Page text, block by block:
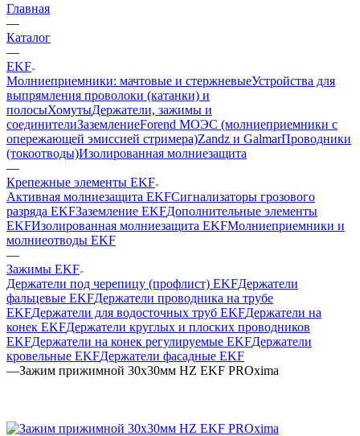
Главная
—
Каталог
—
EKF
Молниеприемники: мачтовые и стержневыеУстройства для
выпрямления проволоки (катанки) и
полосыХомутыДержатели, зажимы и
соединителиЗаземлениеForend МОЭС (молниеприемники с
опережающей эмиссией стримера)Zandz и GalmarПроводники
(токоотводы)Изолированная молниезащита
—
Крепежные элементы EKF
Активная молниезащита EKFСигнализаторы грозового
разряда EKFЗаземление EKFДополнительные элементы
EKFИзолированная молниезащита EKFМолниеприемники и
молниеотводы EKF
—
Зажимы EKF
Держатели под черепицу (профлист) EKFДержатели
фальцевые EKFДержатели проводника на трубе
EKFДержатели для водосточных труб EKFДержатели на
конек EKFДержатели круглых и плоских проводников
EKFДержатели на конек регулируемые EKFДержатели
кровельные EKFДержатели фасадные EKF
—Зажим прижимной 30х30мм HZ EKF PROxima